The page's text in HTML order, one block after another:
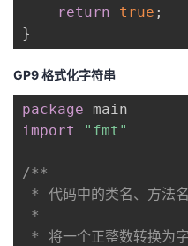
return
true ;
}
GP9 格式化字符串
package
import
"fmt"
/**
* 代码中的类名、方法
*
* 将一个正整数转换为